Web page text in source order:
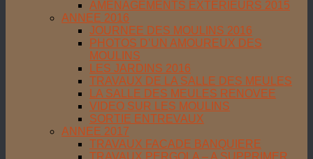
AMENAGEMENTS EXTERIEURS 2015
ANNEE 2016
JOURNEE DES MOULINS 2016
PHOTOS D’UN AMOUREUX DES
MOULINS
LES JARDINS 2016
TRAVAUX DE LA SALLE DES MEULES
LA SALLE DES MEULES RENOVEE
VIDEO SUR LES MOULINS
SORTIE ENTREVAUX
ANNEE 2017
TRAVAUX FACADE BANQUIERE
TRAVAUX PERGOLA – A SUPPRIMER